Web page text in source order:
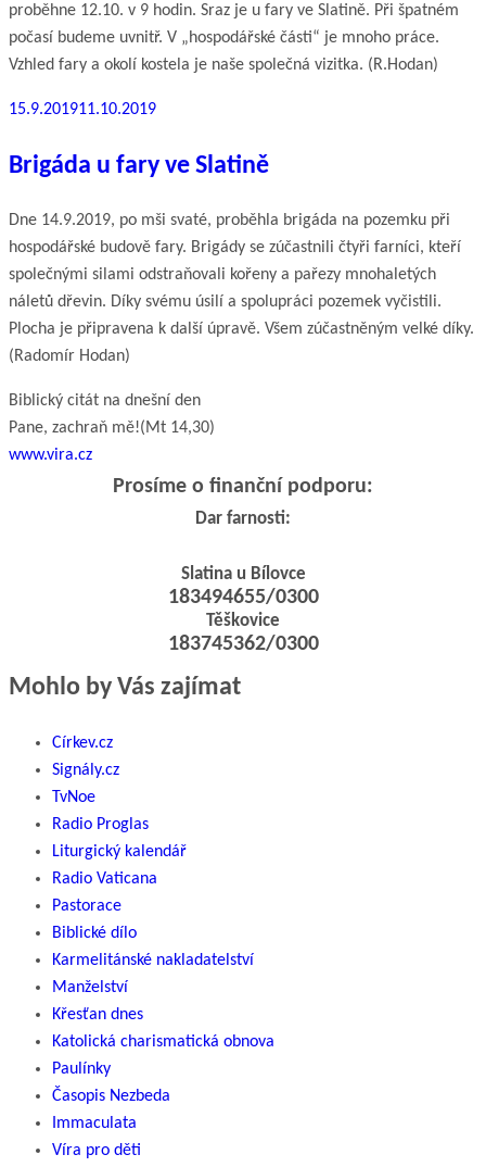
proběhne 12.10. v 9 hodin. Sraz je u fary ve Slatině. Při špatném
počasí budeme uvnitř. V „hospodářské části“ je mnoho práce.
Vzhled fary a okolí kostela je naše společná vizitka. (R.Hodan)
Publikováno
15.9.201911.10.2019
Brigáda u fary ve Slatině
Dne 14.9.2019, po mši svaté, proběhla brigáda na pozemku při
hospodářské budově fary. Brigády se zúčastnili čtyři farníci, kteří
společnými silami odstraňovali kořeny a pařezy mnohaletých
náletů dřevin. Díky svému úsilí a spolupráci pozemek vyčistili.
Plocha je připravena k další úpravě. Všem zúčastněným velké díky.
(Radomír Hodan)
Biblický citát na dnešní den
Pane, zachraň mě!(Mt 14,30)
www.vira.cz
Prosíme o finanční podporu:
Dar farnosti:
Slatina u Bílovce
183494655/0300
Těškovice
183745362/0300
Mohlo by Vás zajímat
Církev.cz
Signály.cz
TvNoe
Radio Proglas
Liturgický kalendář
Radio Vaticana
Pastorace
Biblické dílo
Karmelitánské nakladatelství
Manželství
Křesťan dnes
Katolická charismatická obnova
Paulínky
Časopis Nezbeda
Immaculata
Víra pro děti